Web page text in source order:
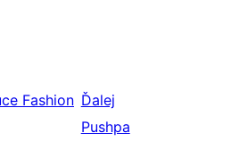
Fashion Ďalej
Pushpa